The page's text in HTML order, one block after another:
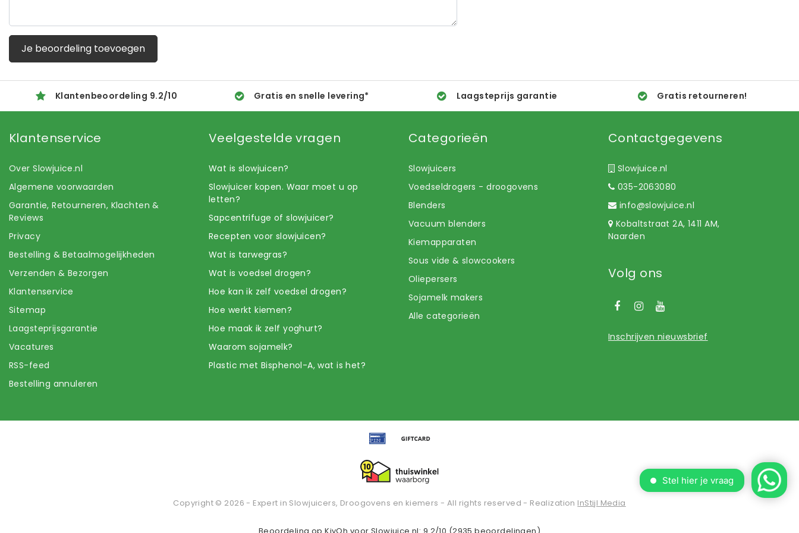
Je beoordeling toevoegen
Klantenbeoordeling 9.2/10 Gratis en snelle levering* Laagsteprijs garantie Gratis retourneren!
Klantenservice
Over Slowjuice.nl
Algemene voorwaarden
Garantie, Retourneren, Klachten &
Reviews
Privacy
Bestelling & Betaalmogelijkheden
Verzenden & Bezorgen
Klantenservice
Sitemap
Laagsteprijsgarantie
Vacatures
RSS-feed
Bestelling annuleren
Veelgestelde vragen
Wat is slowjuicen?
Slowjuicer kopen. Waar moet u op
letten?
Sapcentrifuge of slowjuicer?
Recepten voor slowjuicen?
Wat is tarwegras?
Wat is voedsel drogen?
Hoe kan ik zelf voedsel drogen?
Hoe werkt kiemen?
Hoe maak ik zelf yoghurt?
Waarom sojamelk?
Plastic met Bisphenol-A, wat is het?
Categorieën
Slowjuicers
Voedseldrogers - droogovens
Blenders
Vacuum blenders
Kiemapparaten
Sous vide & slowcookers
Oliepersers
Sojamelk makers
Alle categorieën
Contactgegevens
Slowjuice.nl
035-2063080
info@slowjuice.nl
Kobaltstraat 2A, 1411 AM,
Naarden
Volg ons
Inschrijven nieuwsbrief
Copyright © 2026 - Expert in Slowjuicers, Droogovens en kiemers - All rights reserved - Realization InStijl Media